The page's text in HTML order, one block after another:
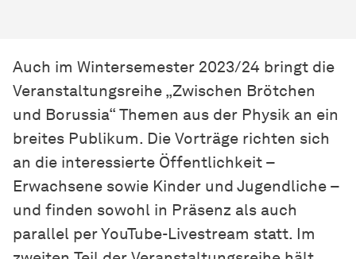
Auch im Wintersemester 2023/24 bringt die
Veranstaltungsreihe „Zwischen Brötchen
und Borussia“ Themen aus der Physik an ein
breites Publikum. Die Vorträge richten sich
an die interessierte Öffentlichkeit –
Erwachsene sowie Kinder und Jugendliche –
und finden sowohl in Präsenz als auch
parallel per YouTube-Livestream statt. Im